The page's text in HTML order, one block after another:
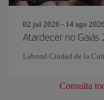
02 jul 2026 - 14 ago 2026
Atardecer no
Laboral Ciudad de la
Consulta